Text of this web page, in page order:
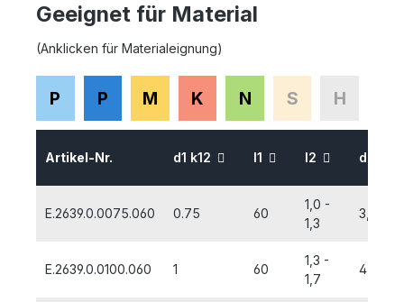
Geeignet für Material
(Anklicken für Materialeignung)
P P M K N S H
Artikel-Nr. d1 k12 l1 l2 d2 H7
E.2639.0.0075.060 0.75 60
1,0 -
1,3
3,5
E.2639.0.0100.060 1 60
1,3 -
1,7
4,0